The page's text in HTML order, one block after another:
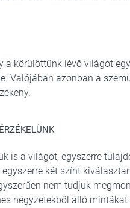
körülöttünk lévő világot
Valójában azonban a
is a világot, egyszerre
két színt
nem tudjuk
négyzetekből álló